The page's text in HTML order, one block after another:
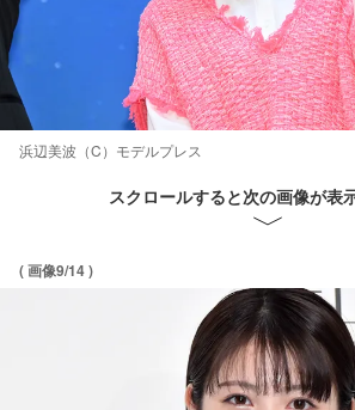
浜辺美波（C）モデルプレス
スクロールすると次の画像が表
( 画像9/14 )